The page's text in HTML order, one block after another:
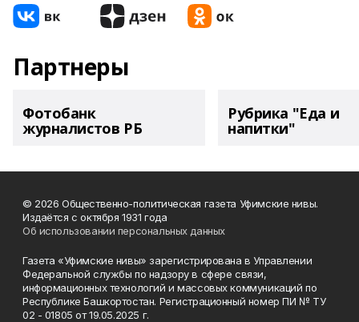
Партнеры
Фотобанк
журналистов РБ
Рубрика "Еда и
напитки"
© 2026 Общественно-политическая газета Уфимские нивы.
Издаётся с октября 1931 года
Об использовании персональных данных
Газета «Уфимские нивы» зарегистрирована в Управлении
Федеральной службы по надзору в сфере связи,
информационных технологий и массовых коммуникаций по
Республике Башкортостан. Регистрационный номер ПИ № ТУ
02 - 01805 от 19.05.2025 г.